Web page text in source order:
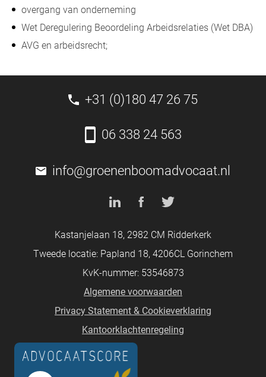
overgang van onderneming
Wet Deregulering Beoordeling Arbeidsrelaties (Wet DBA)
AVG en arbeidsrecht;
+31 (0)180 47 26 75
06 338 24 563
info@groenenboomadvocaat.nl
Kastanjelaan 18, 2982 CM Ridderkerk
Tweede locatie: Papland 18, 4206CL Gorinchem
KvK-nummer: 53546873
Algemene voorwaarden
Privacy Statement & Cookieverklaring
Kantoorklachtenregeling